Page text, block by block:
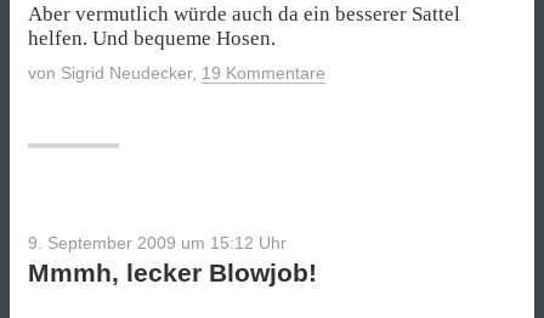
Aber vermutlich würde auch da ein besserer Sattel
helfen. Und bequeme Hosen.
von Sigrid Neudecker, 19 Kommentare
9. September 2009 um 15:12 Uhr
Mmmh, lecker Blowjob!